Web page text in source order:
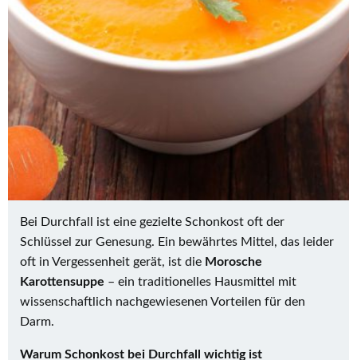
Bei Durchfall ist eine gezielte Schonkost oft der
Schlüssel zur Genesung. Ein bewährtes Mittel, das leider
oft in Vergessenheit gerät, ist die Morosche
Karottensuppe – ein traditionelles Hausmittel mit
wissenschaftlich nachgewiesenen Vorteilen für den
Darm.
Warum Schonkost bei Durchfall wichtig ist